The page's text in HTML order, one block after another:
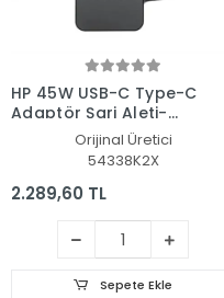
HP 45W USB-C Type-C
Adaptör Şarj Aleti-
Orijinal Üretici
54338K2X
2.289,60 TL
Sepete Ekle